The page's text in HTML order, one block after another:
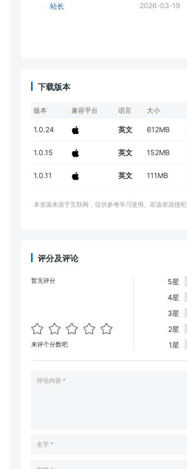
站长 2026-03-19
下载版本
版本 兼容平台 语言 大小
1.0.24 英文 612MB
1.0.15 英文 152MB
1.0.11 英文 111MB
本资源来源于互联网，仅供参考学习使用。若该资源侵
评分及评论
暂无评分
来评个分数吧
5星
4星
3星
2星
1星